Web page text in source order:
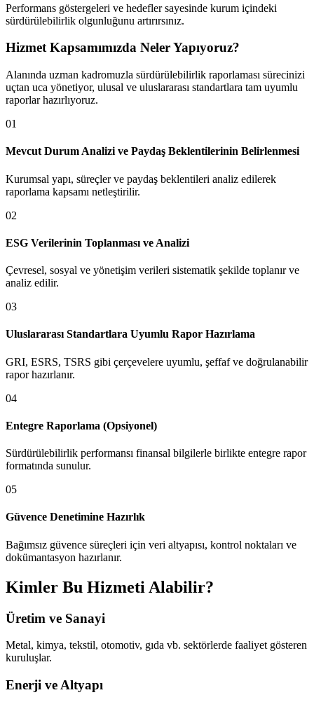
Performans göstergeleri ve hedefler sayesinde kurum içindeki
sürdürülebilirlik olgunluğunu artırırsınız.
Hizmet Kapsamımızda Neler Yapıyoruz?
Alanında uzman kadromuzla sürdürülebilirlik raporlaması sürecinizi
uçtan uca yönetiyor, ulusal ve uluslararası standartlara tam uyumlu
raporlar hazırlıyoruz.
01
Mevcut Durum Analizi ve Paydaş Beklentilerinin Belirlenmesi
Kurumsal yapı, süreçler ve paydaş beklentileri analiz edilerek
raporlama kapsamı netleştirilir.
02
ESG Verilerinin Toplanması ve Analizi
Çevresel, sosyal ve yönetişim verileri sistematik şekilde toplanır ve
analiz edilir.
03
Uluslararası Standartlara Uyumlu Rapor Hazırlama
GRI, ESRS, TSRS gibi çerçevelere uyumlu, şeffaf ve doğrulanabilir
rapor hazırlanır.
04
Entegre Raporlama (Opsiyonel)
Sürdürülebilirlik performansı finansal bilgilerle birlikte entegre rapor
formatında sunulur.
05
Güvence Denetimine Hazırlık
Bağımsız güvence süreçleri için veri altyapısı, kontrol noktaları ve
dokümantasyon hazırlanır.
Kimler Bu Hizmeti Alabilir?
Üretim ve Sanayi
Metal, kimya, tekstil, otomotiv, gıda vb. sektörlerde faaliyet gösteren
kuruluşlar.
Enerji ve Altyapı